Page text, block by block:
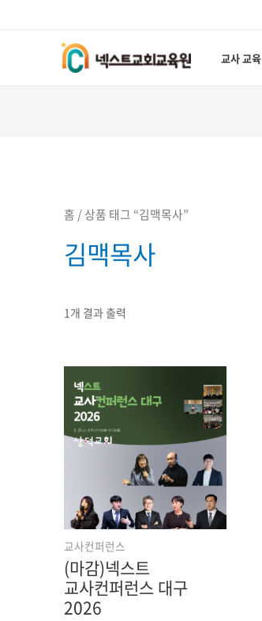
교사 교육
홈 / 상품 태그 “김맥목사”
김맥목사
1개 결과 출력
교사컨퍼런스
(마감)넥스트
교사컨퍼런스 대구
2026